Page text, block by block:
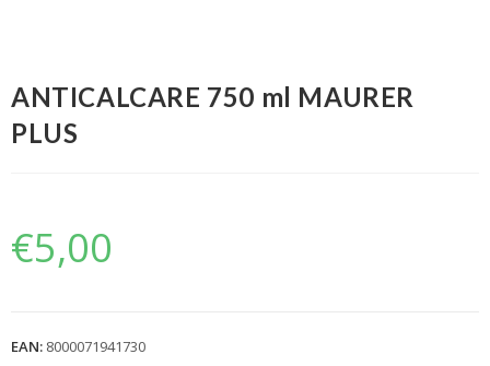
ANTICALCARE 750 ml MAURER
PLUS
€5,00
EAN: 8000071941730